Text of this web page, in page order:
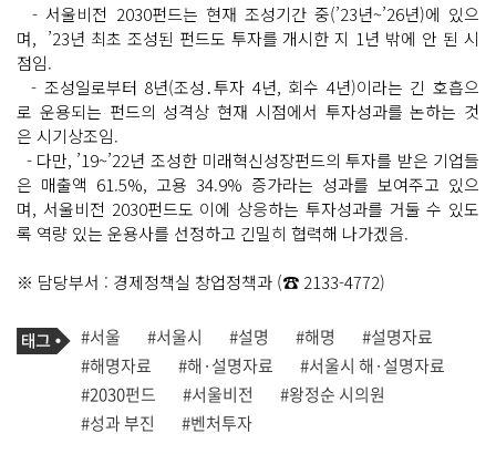
- 서울비전 2030펀드는 현재 조성기간 중(’23년~’26년)에 있으
며, ’23년 최초 조성된 펀드도 투자를 개시한 지 1년 밖에 안 된 시
점임.
- 조성일로부터 8년(조성․투자 4년, 회수 4년)이라는 긴 호흡으
로 운용되는 펀드의 성격상 현재 시점에서 투자성과를 논하는 것
은 시기상조임.
- 다만, ’19~’22년 조성한 미래혁신성장펀드의 투자를 받은 기업들
은 매출액 61.5%, 고용 34.9% 증가라는 성과를 보여주고 있으
며, 서울비전 2030펀드도 이에 상응하는 투자성과를 거둘 수 있도
록 역량 있는 운용사를 선정하고 긴밀히 협력해 나가겠음.
※ 담당부서 : 경제정책실 창업정책과 (☎ 2133-4772)
기
사
관
련
태
그
태
그
#서울 #서울시 #설명 #해명
#설명자료
#해명자료
#해·설명자료
#서울시 해·설명자료
#2030펀드
#서울비전
#왕정순 시의원
#성과 부진
#벤처투자